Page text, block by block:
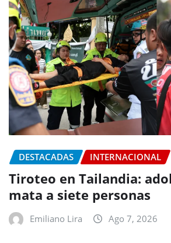
DESTACADAS INTERNACIONAL
Tiroteo en Tailandia:
mata a siete personas
Emiliano Lira Ago 7, 2026